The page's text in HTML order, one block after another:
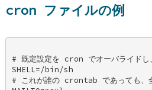
cron ファイルの例
# 既定設定を cron でオーバライド
SHELL=/bin/sh
# これが誰の crontab であっても